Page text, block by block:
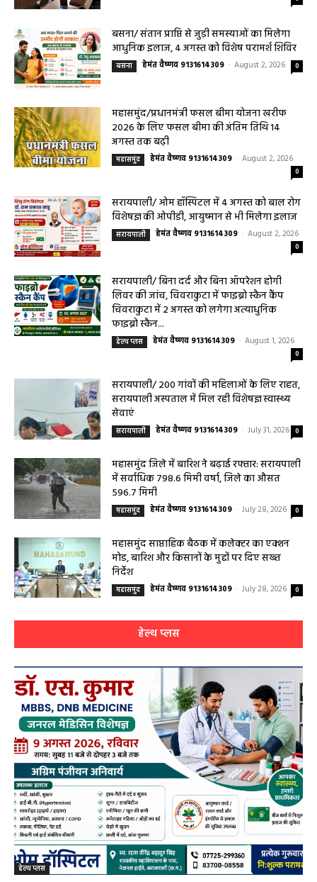
सरायपाली/ ओम हॉस्पिटल में 4 अगस्त को बाल रोग
सरायपाली हेमंत वैष्णव 9131614309 - August 2, 2026
0
चिवराकुटा में 2 अगस्त को लगेगा अत्याधुनिक
फाइब्रो स्कैन...
हेल्थ प्लस हेमंत वैष्णव 9131614309
सरायपाली अस्पताल में मिल रही विशेषज्ञ स्वास्थ्य
सेवाएं
सरायपाली हेमंत वैष्णव 9131614309 - July 31, 2026 0
में सर्वाधिक 798.6 मिमी वर्षा, जिले का औसत
596.7 मिमी
महासमुंद हेमंत वैष्णव 9131614309 - July 28, 2026
महासमुंद साप्ताहिक बैठक में कलेक्टर का एक्शन
निर्देश
महासमुंद हेमंत वैष्णव 9131614309 - July 28, 2026
हेल्थ प्लस
हेल्थ प्लस
सरायपाली/ ओम हॉस्पिटल सामान्य बीमारियों से
लेकर डायबिटीज व बीपी तक का इलाज, 9 अगस्त
को मिलेगा विशेषज्ञ ईलाज परामर्श
हेमंत वैष्णव 9131614309 - August 6, 2026 0
9 अगस्त को सरायपाली के ओम हॉस्पिटल में जनरल मेडिसिन विशेषज्ञ डॉ. एस. कुमार देंगे
सेवाएं सरायपाली। ओम हॉस्पिटल, सरायपाली में रविवार, 9 अगस्त 2026...
बसना/ संतान प्राप्ति से जुड़ी समस्याओं का मिलेगा
आधुनिक इलाज, 4 अगस्त को विशेष परामर्श शिविर
August 2, 2026